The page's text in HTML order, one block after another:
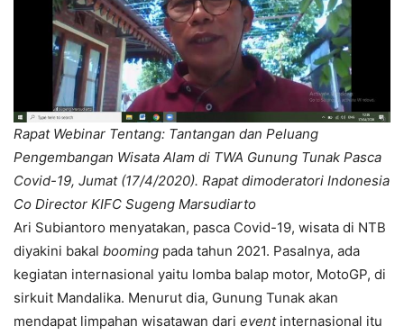
Rapat Webinar Tentang: Tantangan dan Peluang
Pengembangan Wisata Alam di TWA Gunung Tunak Pasca
Covid-19, Jumat (17/4/2020). Rapat dimoderatori Indonesia
Co Director KIFC Sugeng Marsudiarto
Ari Subiantoro menyatakan, pasca Covid-19, wisata di NTB
diyakini bakal booming pada tahun 2021. Pasalnya, ada
kegiatan internasional yaitu lomba balap motor, MotoGP, di
sirkuit Mandalika. Menurut dia, Gunung Tunak akan
mendapat limpahan wisatawan dari eventinternasional itu